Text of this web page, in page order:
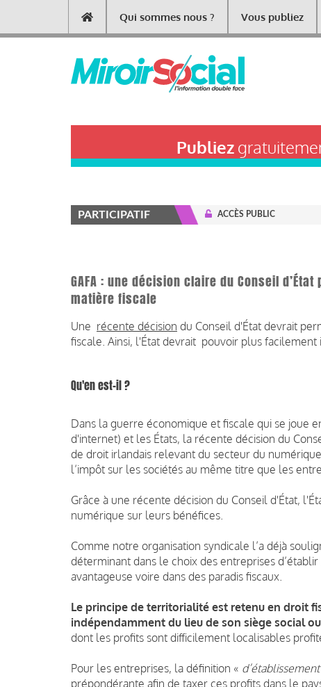
contenu
Main
navigation
Qui sommes nous ? Vous publiez
Publiez
PARTICIPATIF ACCÈS PUBLIC
GAFA : une décision claire du Conseil
matière fiscale
Une récente décision du Conseil d'État devrait
fiscale. Ainsi, l'État devrait pouvoir plus
Qu'en est-il ?
Dans la guerre économique et fiscale qui se joue
d'internet) et les États, la récente décision du
de droit irlandais relevant du secteur du
l’impôt sur les sociétés au même titre que les
Grâce à une récente décision du Conseil d'État,
numérique sur leurs bénéfices.
Comme notre organisation syndicale l’a déjà
déterminant dans le choix des entreprises
avantageuse voire dans des paradis fiscaux.
Le principe de territorialité est retenu en droit
indépendamment du lieu de son siège social
dont les profits sont difficilement localisables
Pour les entreprises, la définition «
prépondérante afin de taxer ces profits dans le